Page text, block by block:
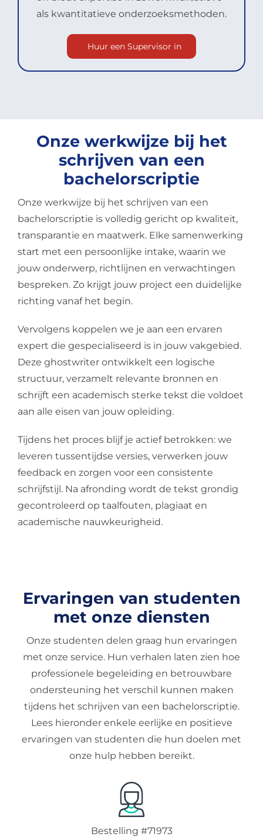
als kwantitatieve onderzoeksmethoden.
Huur een Supervisor in
Onze werkwijze bij het
schrijven van een
bachelorscriptie
Onze werkwijze bij het schrijven van een
bachelorscriptie is volledig gericht op kwaliteit,
transparantie en maatwerk. Elke samenwerking
start met een persoonlijke intake, waarin we
jouw onderwerp, richtlijnen en verwachtingen
bespreken. Zo krijgt jouw project een duidelijke
richting vanaf het begin.
Vervolgens koppelen we je aan een ervaren
expert die gespecialiseerd is in jouw vakgebied.
Deze ghostwriter ontwikkelt een logische
structuur, verzamelt relevante bronnen en
schrijft een academisch sterke tekst die voldoet
aan alle eisen van jouw opleiding.
Tijdens het proces blijf je actief betrokken: we
leveren tussentijdse versies, verwerken jouw
feedback en zorgen voor een consistente
schrijfstijl. Na afronding wordt de tekst grondig
gecontroleerd op taalfouten, plagiaat en
academische nauwkeurigheid.
Ervaringen van studenten
met onze diensten
Onze studenten delen graag hun ervaringen
met onze service. Hun verhalen laten zien hoe
professionele begeleiding en betrouwbare
ondersteuning het verschil kunnen maken
tijdens het schrijven van een bachelorscriptie.
Lees hieronder enkele eerlijke en positieve
ervaringen van studenten die hun doelen met
onze hulp hebben bereikt.
Bestelling #71973